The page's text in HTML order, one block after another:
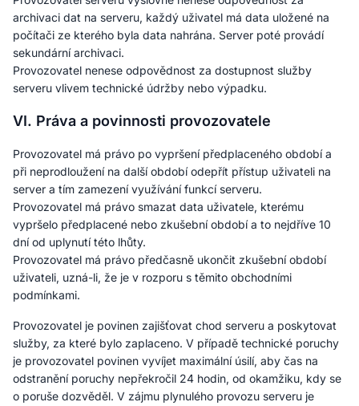
archivaci dat na serveru, každý uživatel má data uložené na
počítači ze kterého byla data nahrána. Server poté provádí
sekundární archivaci.
Provozovatel nenese odpovědnost za dostupnost služby
serveru vlivem technické údržby nebo výpadku.
VI. Práva a povinnosti provozovatele
Provozovatel má právo po vypršení předplaceného období a
při neprodloužení na další období odepřít přístup uživateli na
server a tím zamezení využívání funkcí serveru.
Provozovatel má právo smazat data uživatele, kterému
vypršelo předplacené nebo zkušební období a to nejdříve 10
dní od uplynutí této lhůty.
Provozovatel má právo předčasně ukončit zkušební období
uživateli, uzná-li, že je v rozporu s těmito obchodními
podmínkami.
Provozovatel je povinen zajišťovat chod serveru a poskytovat
služby, za které bylo zaplaceno. V případě technické poruchy
je provozovatel povinen vyvíjet maximální úsilí, aby čas na
odstranění poruchy nepřekročil 24 hodin, od okamžiku, kdy se
o poruše dozvěděl. V zájmu plynulého provozu serveru je